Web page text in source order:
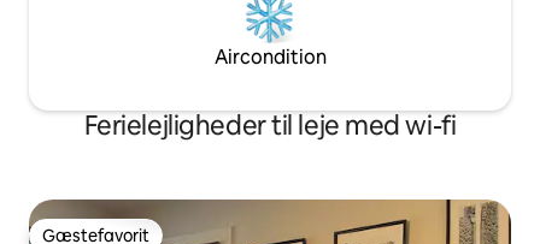
Aircondition
Ferielejligheder til leje med wi-fi
Gæstefavorit